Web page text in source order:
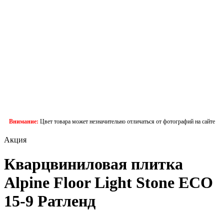
Внимание: Цвет товара может незначительно отличаться от фотографий на сайте
Акция
Кварцвиниловая плитка
Alpine Floor Light Stone ECO
15-9 Ратленд